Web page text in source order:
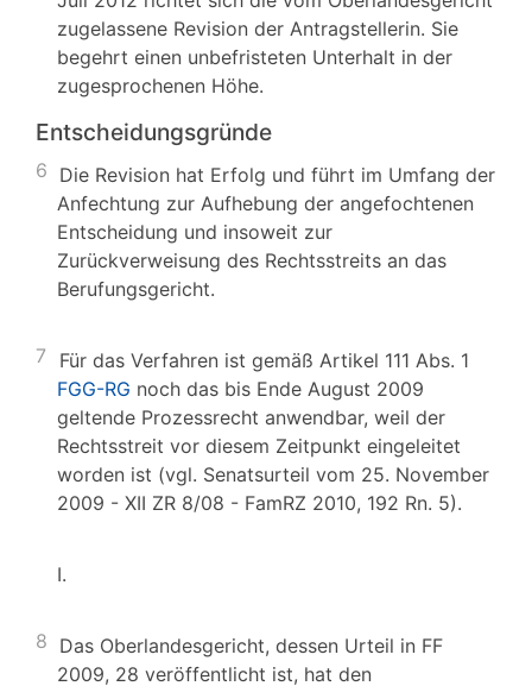
zugelassene Revision der Antragstellerin. Sie
begehrt einen unbefristeten Unterhalt in der
zugesprochenen Höhe.
Entscheidungsgründe
6 Die Revision hat Erfolg und führt im Umfang der
Anfechtung zur Aufhebung der angefochtenen
Entscheidung und insoweit zur
Zurückverweisung des Rechtsstreits an das
Berufungsgericht.
7
Für das Verfahren ist gemäß Artikel 111 Abs. 1
FGG-RG noch das bis Ende August 2009
geltende Prozessrecht anwendbar, weil der
Rechtsstreit vor diesem Zeitpunkt eingeleitet
worden ist (vgl. Senatsurteil vom 25. November
2009 - XII ZR 8/08 - FamRZ 2010, 192 Rn. 5).
I.
8 Das Oberlandesgericht, dessen Urteil in FF
2009, 28 veröffentlicht ist, hat den